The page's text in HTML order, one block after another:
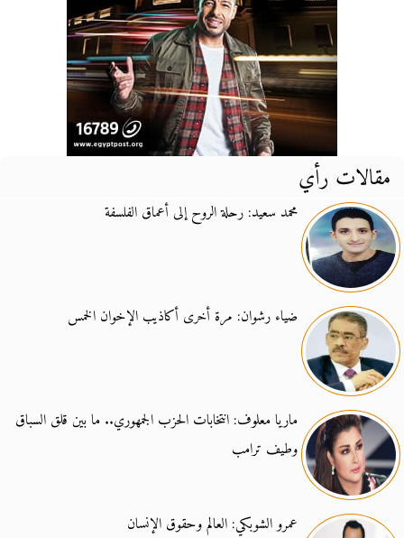
مقالات رأي
محمد سعيد: رحلة الروح إلى أعماق الفلسفة
ضياء رشوان: مرة أخرى أكاذيب الإخوان الخمس
ماريا معلوف: انتخابات الحزب الجمهوري.. ما بين قلق السباق
وطيف ترامب
عمرو الشوبكي: العالم وحقوق الإنسان